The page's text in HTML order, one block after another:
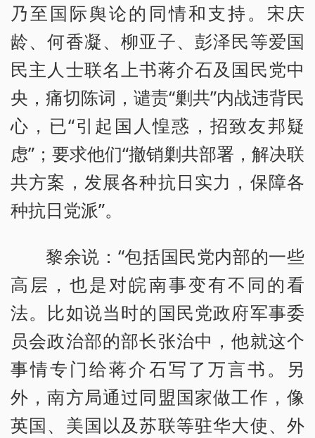
乃至国际舆论的同情和支持。宋庆
龄、何香凝、柳亚子、彭泽民等爱国
民主人士联名上书蒋介石及国民党中
央，痛切陈词，谴责“剿共”内战违背民
心，已“引起国人惶惑，招致友邦疑
虑”；要求他们“撤销剿共部署，解决联
共方案，发展各种抗日实力，保障各
种抗日党派”。
黎余说：“包括国民党内部的一些
高层，也是对皖南事变有不同的看
法。比如说当时的国民党政府军事委
员会政治部的部长张治中，他就这个
事情专门给蒋介石写了万言书。另
外，南方局通过同盟国家做工作，像
英国、美国以及苏联等驻华大使、外